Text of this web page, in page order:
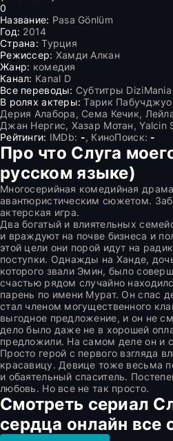
0
Название: Pasa Gönlüm
Год: 2014
Страна: Турция
Режиссер: Хамди Алкан
Жанр: комедия
Канал: Kanal D
Все переводы: Субтитры DiziMania
В ролях актеры: Тарик
Дерия Алабора, Сема Кечик,
Джан Нергис, Хазар Мотан, Yalcin
Рейтинги: IMDb: -, КиноПоиск: -
Про что Слуга
русском языке)
Многосерийная комедийная
авантюристическим сюжетом.
актерская игра.
Два богатый и влиятельных
и враждуют на почве бизнеса и
этой цели они порой идут на
поступки. Однажды на Ханде,
которого звали Эмин, было
счастью рядом случайно
парень по имени Мурат. Он спас
стал членом могущественного
выгодное предложение, и он не
дело было даже не в хорошей
предложили. На самом деле он и
Просто герой с первого взгляда
красавицу. Девице тоже весьма
и обаятельный спаситель.
любовь. Но все не так просто.
Смотреть сериал
сердца онлайн все